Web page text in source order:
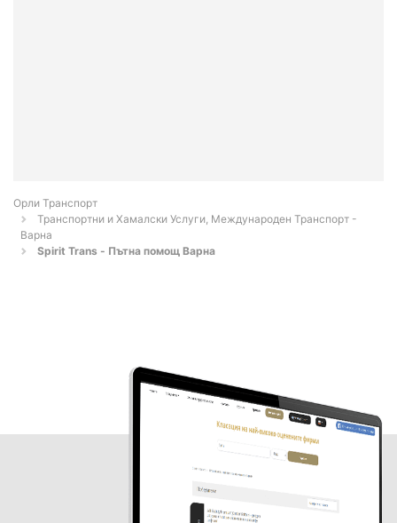
Орли Транспорт
Транспортни и Хамалски Услуги, Международен Транспорт -
Варна
Spirit Trans - Пътна помощ Варна